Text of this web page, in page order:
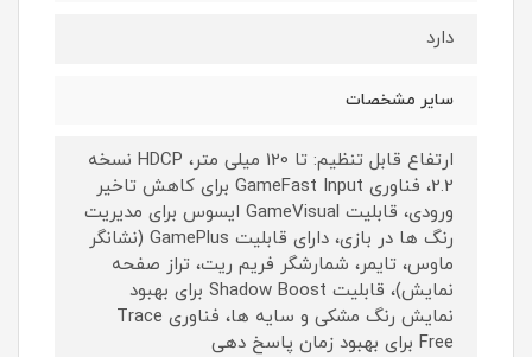
دارد
سایر مشخصات
ارتفاع قابل تنظیم: تا 120 میلی متر، HDCP نسخه
2.2، فناوری GameFast Input برای کاهش تاخیر
ورودی، قابلیت GameVisual ایسوس برای مدیریت
رنگ‌ ها در بازی، دارای قابلیت GamePlus (نشانگر
ماوس، تایمر، شمارشگر فریم ریت، تراز صفحه‌
نمایش)، قابلیت Shadow Boost برای بهبود
نمایش رنگ مشکی و سایه‌ ها، فناوری Trace
Free برای بهبود زمان پاسخ‌ دهی